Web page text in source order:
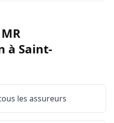
à Saint-
les assureurs